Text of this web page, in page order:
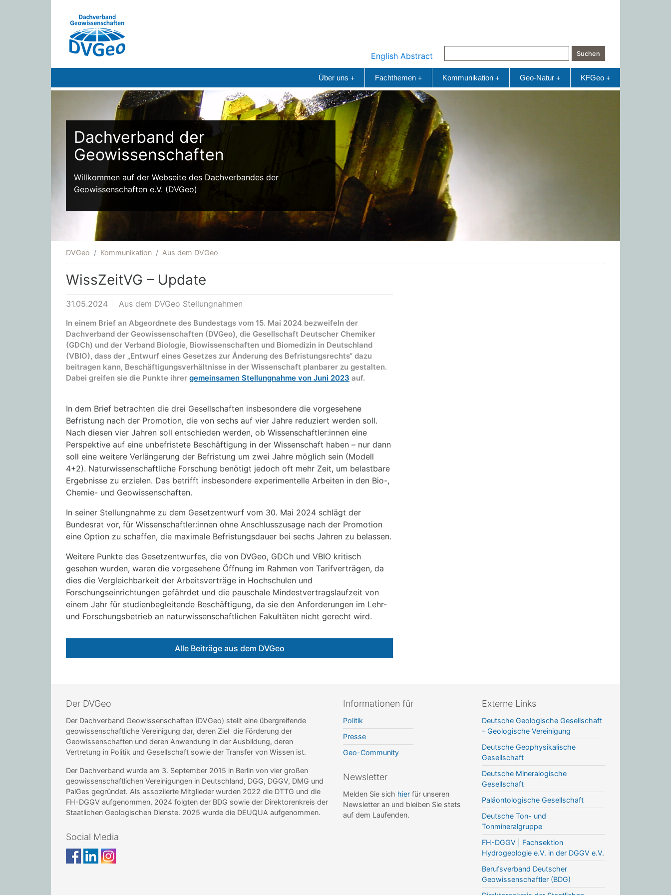
English Abstract Suchen
+
Über uns +
Fachthemen +
Kommunikation +
Geo-Natur +
KFGeo
Dachverband der
Geowissenschaften
Willkommen auf der Webseite des Dachverbandes der
Geowissenschaften e.V. (DVGeo)
DVGeo Kommunikation Aus dem DVGeo
WissZeitVG – Update
31.05.2024 Aus dem DVGeo Stellungnahmen
In einem Brief an Abgeordnete des Bundestags vom 15. Mai 2024 bezweifeln der
Dachverband der Geowissenschaften (DVGeo), die Gesellschaft Deutscher Chemiker
(GDCh) und der Verband Biologie, Biowissenschaften und Biomedizin in Deutschland
(VBIO), dass der „Entwurf eines Gesetzes zur Änderung des Befristungsrechts“ dazu
beitragen kann, Beschäftigungsverhältnisse in der Wissenschaft planbarer zu gestalten.
Dabei greifen sie die Punkte ihrer gemeinsamen Stellungnahme von Juni 2023 auf.
In dem Brief betrachten die drei Gesellschaften insbesondere die vorgesehene
Befristung nach der Promotion, die von sechs auf vier Jahre reduziert werden soll.
Nach diesen vier Jahren soll entschieden werden, ob Wissenschaftler:innen eine
Perspektive auf eine unbefristete Beschäftigung in der Wissenschaft haben – nur dann
soll eine weitere Verlängerung der Befristung um zwei Jahre möglich sein (Modell
4+2). Naturwissenschaftliche Forschung benötigt jedoch oft mehr Zeit, um belastbare
Ergebnisse zu erzielen. Das betrifft insbesondere experimentelle Arbeiten in den Bio-,
Chemie- und Geowissenschaften.
In seiner Stellungnahme zu dem Gesetzentwurf vom 30. Mai 2024 schlägt der
Bundesrat vor, für Wissenschaftler:innen ohne Anschlusszusage nach der Promotion
eine Option zu schaffen, die maximale Befristungsdauer bei sechs Jahren zu belassen.
Weitere Punkte des Gesetzentwurfes, die von DVGeo, GDCh und VBIO kritisch
gesehen wurden, waren die vorgesehene Öffnung im Rahmen von Tarifverträgen, da
dies die Vergleichbarkeit der Arbeitsverträge in Hochschulen und
Forschungseinrichtungen gefährdet und die pauschale Mindestvertragslaufzeit von
einem Jahr für studienbegleitende Beschäftigung, da sie den Anforderungen im Lehr-
und Forschungsbetrieb an naturwissenschaftlichen Fakultäten nicht gerecht wird.
Alle Beiträge aus dem DVGeo
Der DVGeo
Der Dachverband Geowissenschaften (DVGeo) stellt eine übergreifende
geowissenschaftliche Vereinigung dar, deren Ziel die Förderung der
Geowissenschaften und deren Anwendung in der Ausbildung, deren
Vertretung in Politik und Gesellschaft sowie der Transfer von Wissen ist.
Der Dachverband wurde am 3. September 2015 in Berlin von vier großen
geowissenschaftlichen Vereinigungen in Deutschland, DGG, DGGV, DMG und
PalGes gegründet. Als assoziierte Mitglieder wurden 2022 die DTTG und die
FH-DGGV aufgenommen, 2024 folgten der BDG sowie der Direktorenkreis der
Staatlichen Geologischen Dienste. 2025 wurde die DEUQUA aufgenommen.
Social Media
Informationen für
Politik
Presse
Geo-Community
Newsletter
Melden Sie sich hier für unseren
Newsletter an und bleiben Sie stets
auf dem Laufenden.
Externe Links
Deutsche Geologische Gesellschaft
– Geologische Vereinigung
Deutsche Geophysikalische
Gesellschaft
Deutsche Mineralogische
Gesellschaft
Paläontologische Gesellschaft
Deutsche Ton- und
Tonmineralgruppe
FH-DGGV | Fachsektion
Hydrogeologie e.V. in der DGGV e.V.
Berufsverband Deutscher
Geowissenschaftler (BDG)